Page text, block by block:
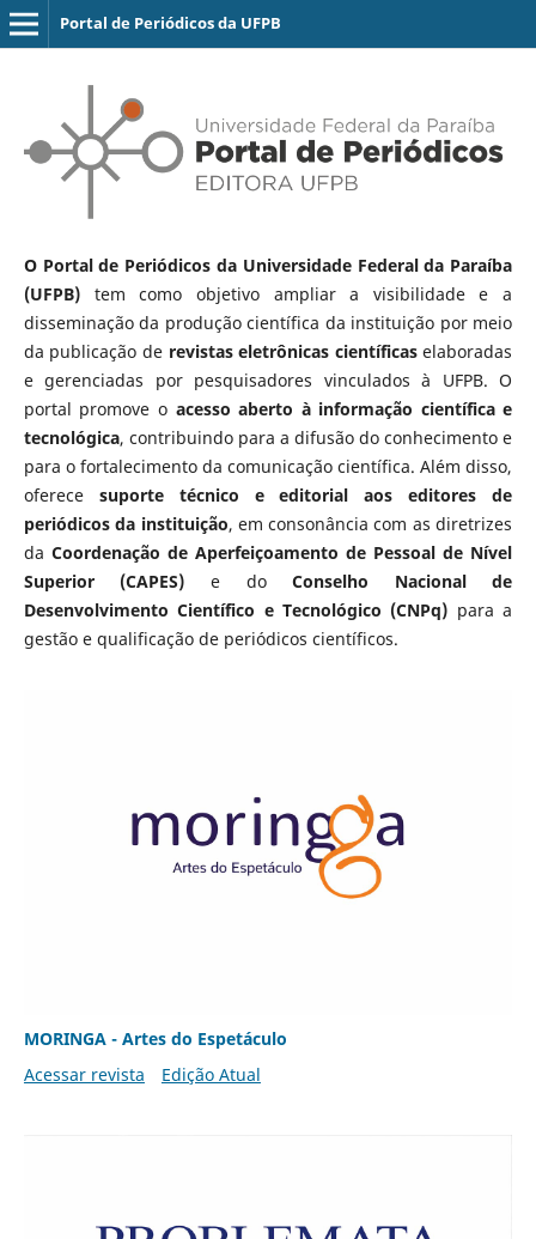
Portal de Periódicos da UFPB
O Portal de Periódicos da Universidade Federal da Paraíba
(UFPB)tem como objetivo ampliar a visibilidade e a
disseminação da produção científica da instituição por meio
da publicação de revistas eletrônicas científicaselaboradas
e gerenciadas por pesquisadores vinculados à UFPB. O
portal promove o acesso aberto à informação científica e
tecnológica, contribuindo para a difusão do conhecimento e
para o fortalecimento da comunicação científica. Além disso,
oferece suporte técnico e editorial aos editores de
periódicos da instituição, em consonância com as diretrizes
da Coordenação de Aperfeiçoamento de Pessoal de Nível
Superior (CAPES) e doConselho Nacional de
Desenvolvimento Científico e Tecnológico (CNPq) para a
gestão e qualificação de periódicos científicos.
MORINGA - Artes do Espetáculo
Acessar revista
Edição Atual